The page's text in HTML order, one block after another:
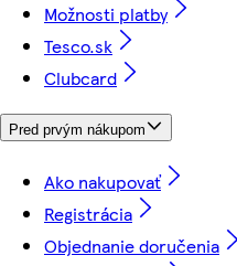
Možnosti platby
Tesco.sk
Clubcard
Pred prvým nákupom
Ako nakupovať
Registrácia
Objednanie doručenia